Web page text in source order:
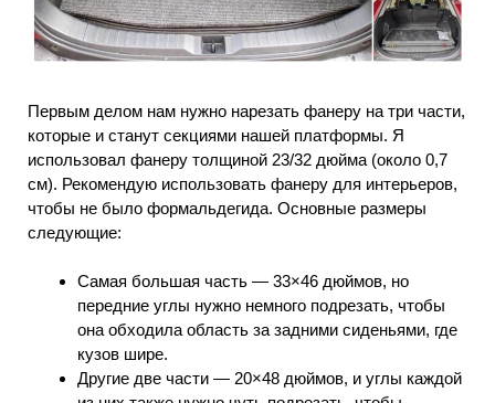
Первым делом нам нужно нарезать фанеру на три части,
которые и станут секциями нашей платформы. Я
использовал фанеру толщиной 23/32 дюйма (около 0,7
см). Рекомендую использовать фанеру для интерьеров,
чтобы не было формальдегида. Основные размеры
следующие:
Самая большая часть — 33×46 дюймов, но
передние углы нужно немного подрезать, чтобы
она обходила область за задними сиденьями, где
кузов шире.
Другие две части — 20×48 дюймов, и углы каждой